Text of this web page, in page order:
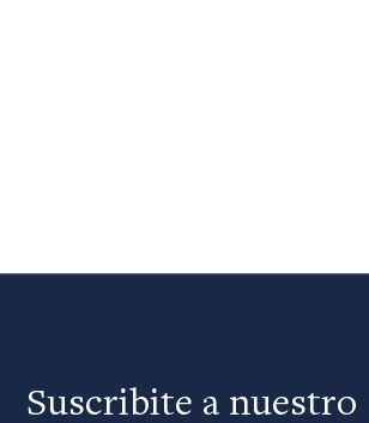
Suscribite a nuestro